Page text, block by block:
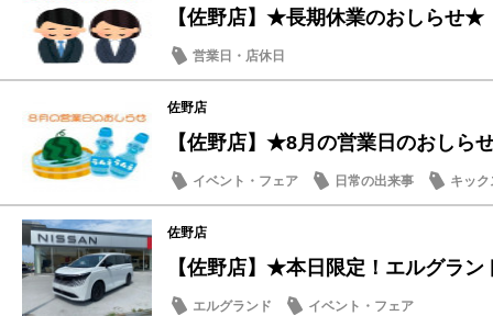
【佐野店】★長期休業のおしらせ★
営業日・店休日
佐野店
【佐野店】★8月の営業日のおしら
イベント・フェア 日常の出来事 キック
佐野店
【佐野店】★本日限定！エルグラ
エルグランド イベント・フェア